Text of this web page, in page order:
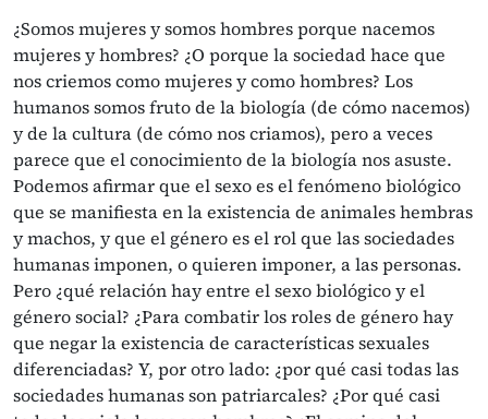
¿Somos mujeres y somos hombres porque nacemos
mujeres y hombres? ¿O porque la sociedad hace que
nos criemos como mujeres y como hombres? Los
humanos somos fruto de la biología (de cómo nacemos)
y de la cultura (de cómo nos criamos), pero a veces
parece que el conocimiento de la biología nos asuste.
Podemos afirmar que el sexo es el fenómeno biológico
que se manifiesta en la existencia de animales hembras
y machos, y que el género es el rol que las sociedades
humanas imponen, o quieren imponer, a las personas.
Pero ¿qué relación hay entre el sexo biológico y el
género social? ¿Para combatir los roles de género hay
que negar la existencia de características sexuales
diferenciadas? Y, por otro lado: ¿por qué casi todas las
sociedades humanas son patriarcales? ¿Por qué casi